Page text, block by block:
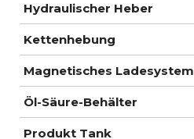
Hydraulischer Heber
Kettenhebung
Magnetisches Ladesystem
Öl-Säure-Behälter
Produkt Tank